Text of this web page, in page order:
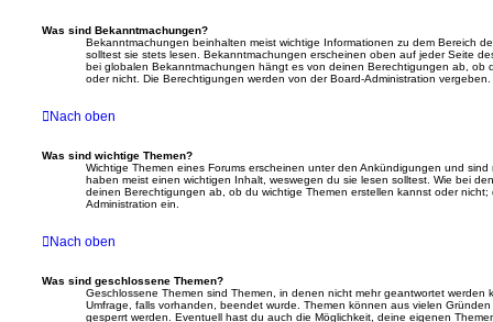
Was sind Bekanntmachungen?
Bekanntmachungen beinhalten meist wichtige Informationen zu dem Bereich
solltest sie stets lesen. Bekanntmachungen erscheinen oben auf jeder Seite
bei globalen Bekanntmachungen hängt es von deinen Berechtigungen ab, ob
oder nicht. Die Berechtigungen werden von der Board-Administration vergeben.
Nach oben
Was sind wichtige Themen?
Wichtige Themen eines Forums erscheinen unter den Ankündigungen und
haben meist einen wichtigen Inhalt, weswegen du sie lesen solltest. Wie bei
deinen Berechtigungen ab, ob du wichtige Themen erstellen kannst oder
Administration ein.
Nach oben
Was sind geschlossene Themen?
Geschlossene Themen sind Themen, in denen nicht mehr geantwortet
Umfrage, falls vorhanden, beendet wurde. Themen können aus vielen
gesperrt werden. Eventuell hast du auch die Möglichkeit, deine eigenen